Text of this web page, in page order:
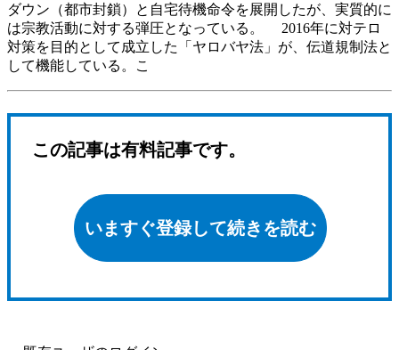
ダウン（都市封鎖）と自宅待機命令を展開したが、実質的に
は宗教活動に対する弾圧となっている。 2016年に対テロ
対策を目的として成立した「ヤロバヤ法」が、伝道規制法と
して機能している。こ
この記事は有料記事です。
いますぐ登録して続きを読む